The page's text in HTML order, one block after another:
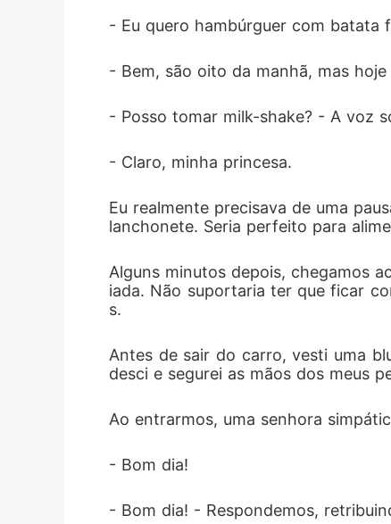
- Eu quero hambúrguer com
- Bem, são oito da manhã, mas
- Posso tomar milk-shake? - A voz
- Claro, minha princesa.
Eu realmente precisava de uma
lanchonete. Seria perfeito para
Alguns minutos depois, chegamos
iada. Não suportaria ter que ficar
s.
Antes de sair do carro, vesti uma
desci e segurei as mãos dos meus
Ao entrarmos, uma senhora
- Bom dia!
- Bom dia! - Respondemos,